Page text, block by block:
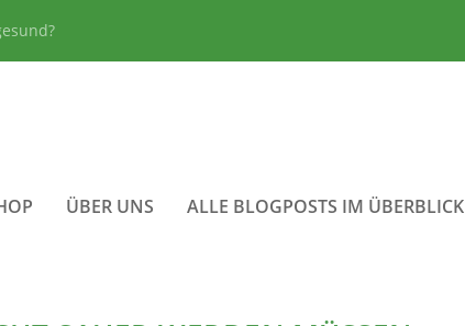
ÜBER UNS ALLE BLOGPOSTS IM ÜBERBLICK